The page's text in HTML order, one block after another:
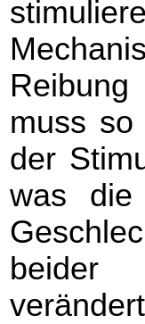
muss so
der
was die